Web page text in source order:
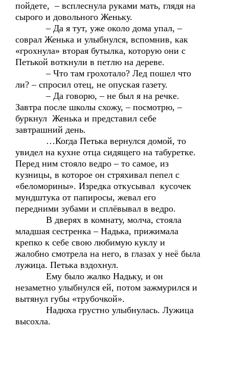
пойдете, – всплеснула руками мать, глядя на
сырого и довольного Женьку.
– Да я тут, уже около дома упал, –
соврал Женька и улыбнулся, вспомнив, как
«грохнула» вторая бутылка, которую они с
Петькой воткнули в петлю на дереве.
– Что там грохотало? Лед пошел что
ли? – спросил отец, не опуская газету.
– Да говорю, – не был я на речке.
Завтра после школы схожу, – посмотрю, –
буркнул Женька и представил себе
завтрашний день.
…Когда Петька вернулся домой, то
увидел на кухне отца сидящего на табуретке.
Перед ним стояло ведро – то самое, из
кузницы, в которое он стряхивал пепел с
«беломорины». Изредка откусывал кусочек
мундштука от папиросы, жевал его
передними зубами и сплёвывал в ведро.
В дверях в комнату, молча, стояла
младшая сестренка – Надька, прижимала
крепко к себе свою любимую куклу и
жалобно смотрела на него, в глазах у неё была
лужица. Петька вздохнул.
Ему было жалко Надьку, и он
незаметно улыбнулся ей, потом зажмурился и
вытянул губы «трубочкой».
Надюха грустно улыбнулась. Лужица
высохла.